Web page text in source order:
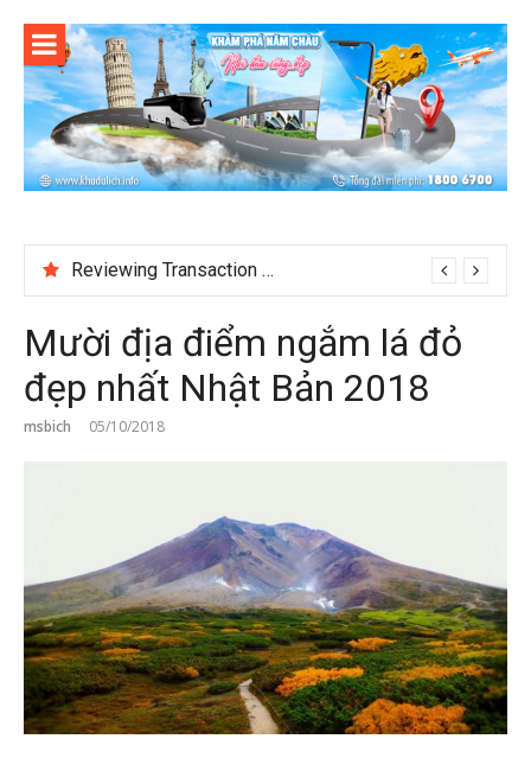
content
Reviewing Transaction History at BetNinja UK
Mười địa điểm ngắm lá đỏ
đẹp nhất Nhật Bản 2018
msbich 05/10/2018